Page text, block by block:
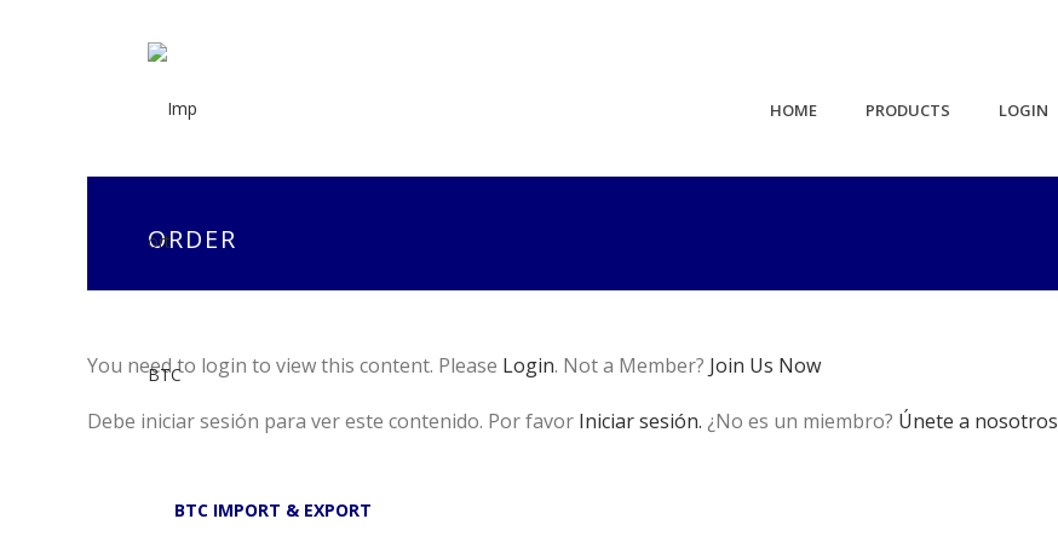
HOME PRODUCTS LOGIN
ORDER
You need to login to view this content. Please Login. Not a Member? Join Us Now
Debe iniciar sesión para ver este contenido. Por favor Iniciar sesión. ¿No es un miembro? Únete a nosotros
BTC IMPORT & EXPORT